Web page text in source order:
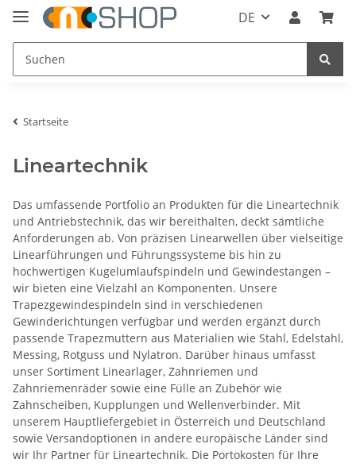
DE
Startseite
Lineartechnik
Das umfassende Portfolio an Produkten für die Lineartechnik
und Antriebstechnik, das wir bereithalten, deckt sämtliche
Anforderungen ab. Von präzisen Linearwellen über vielseitige
Linearführungen und Führungssysteme bis hin zu
hochwertigen Kugelumlaufspindeln und Gewindestangen –
wir bieten eine Vielzahl an Komponenten. Unsere
Trapezgewindespindeln sind in verschiedenen
Gewinderichtungen verfügbar und werden ergänzt durch
passende Trapezmuttern aus Materialien wie Stahl, Edelstahl,
Messing, Rotguss und Nylatron. Darüber hinaus umfasst
unser Sortiment Linearlager, Zahnriemen und
Zahnriemenräder sowie eine Fülle an Zubehör wie
Zahnscheiben, Kupplungen und Wellenverbinder. Mit
unserem Hauptliefergebiet in Österreich und Deutschland
sowie Versandoptionen in andere europäische Länder sind
wir Ihr Partner für Lineartechnik. Die Portokosten für Ihre